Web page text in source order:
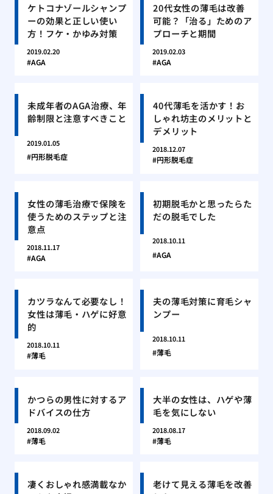
ケトコナゾールシャンプ
ーの効果と正しい使い
方！フケ・かゆみ対策
2019.02.20
AGA
20代女性の薄毛は改善
可能？「治る」ためのア
プローチと期間
2019.02.03
AGA
未成年者のAGA治療、年
齢制限と注意すべきこと
2019.01.05
円形脱毛症
40代薄毛を活かす！お
しゃれ坊主のメリットと
デメリット
2018.12.07
円形脱毛症
女性の薄毛治療で保険を
使うためのステップと注
意点
2018.11.17
AGA
初期脱毛かと思ったらた
だの脱毛でした
2018.10.11
AGA
カツラなんて必要なし！
女性は薄毛・ハゲに好意
的
2018.10.11
薄毛
夫の薄毛対策に育毛シャ
ンプー
2018.10.11
薄毛
かつらの男性に対するア
ドバイスの仕方
2018.09.02
薄毛
大半の女性は、ハゲや薄
毛を気にしない
2018.08.17
薄毛
凄くおしゃれ感満載なか
老けて見える薄毛を改善